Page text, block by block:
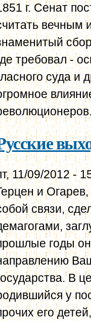
г. Сенат
вечным
требовал -
суда и
11/09/2012 -
и
связи,
годы
В
у
его